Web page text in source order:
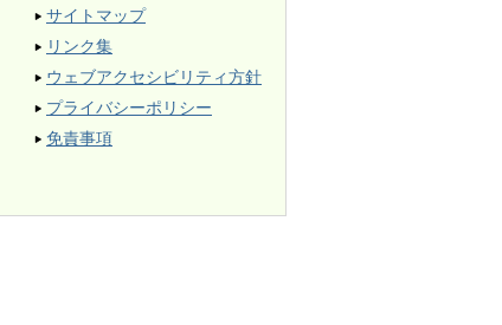
サイトマップ
リンク集
ウェブアクセシビリティ方針
プライバシーポリシー
免責事項